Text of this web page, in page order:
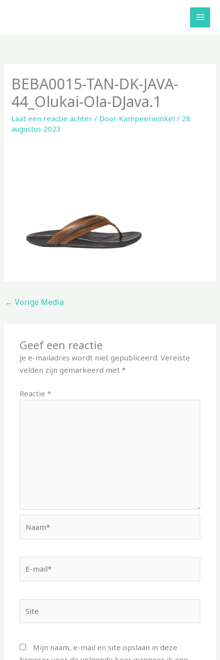
BEBA0015-TAN-DK-JAVA-
44_Olukai-Ola-DJava.1
Laat een reactie achter / Door Kampeerwinkel/ 28
augustus 2023
← Vorige Media
Geef een reactie
Je e-mailadres wordt niet gepubliceerd. Vereiste
velden zijn gemarkeerd met*
Reactie*
mail*
Mijn naam, e-mail en site opslaan in deze